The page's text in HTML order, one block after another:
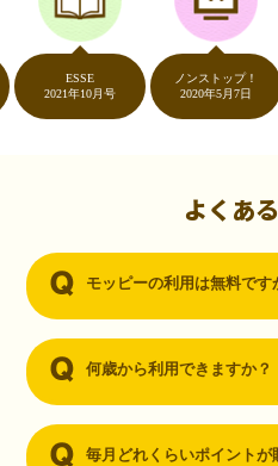
のポイントとモッピーのポイント
リ…！いつものネットショッピング
ントが貯まるなんて…もっと早く教
ントはギフト券に交換して、プチ贅
（30代・男性）
ーを知りました。クレジットカー
るならと無料登録して、クレジッ
2021年10月号
ノンストップ！
2020年5月7日
よくあ
モッピーの利用は無料です
何歳から利用できますか？
毎月どれくらいポイントが